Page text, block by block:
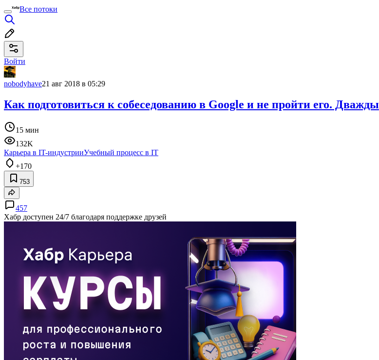
Все потоки
Войти
nobodyhave21 авг 2018 в 05:29
Как подготовиться к собеседованию в Google и не пройти его. Дважды
15 мин
132K
Карьера в IT-индустрииУчебный процесс в IT
+170
753
457
Хабр доступен 24/7 благодаря поддержке друзей